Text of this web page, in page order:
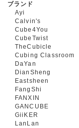
ブランド
Ayi
Calvin's
Cube4You
CubeTwist
TheCubicle
Cubing Classroom
DaYan
DianSheng
Eastsheen
FangShi
FANXIN
GANCUBE
GiiKER
LanLan